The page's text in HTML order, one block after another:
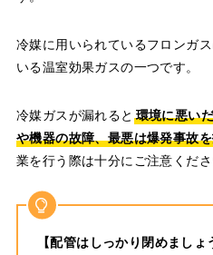
冷媒に用いられているフロンガ
いる温室効果ガスの一つです。
冷媒ガスが漏れると 環境に悪い
や機器の故障、最悪は爆発事故
業を行う際は十分にご注意くださ
【配管はしっかり閉めましょ